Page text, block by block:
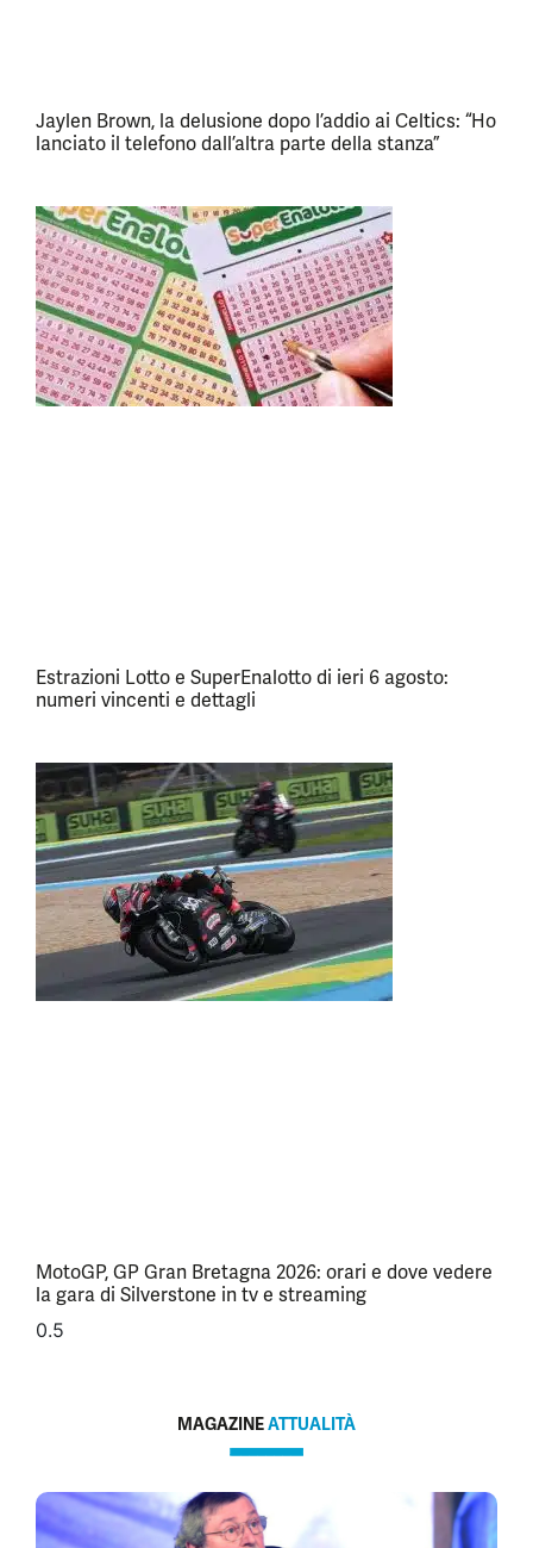
Jaylen Brown, la delusione dopo l’addio ai Celtics: “Ho
lanciato il telefono dall’altra parte della stanza”
Estrazioni Lotto e SuperEnalotto di ieri 6 agosto:
numeri vincenti e dettagli
MotoGP, GP Gran Bretagna 2026: orari e dove vedere
la gara di Silverstone in tv e streaming
MAGAZINEATTUALITÀ